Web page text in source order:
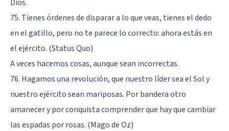
Dios.
75. Tienes órdenes de disparar a lo que veas, tienes el dedo
en el gatillo, pero no te parece lo correcto: ahora estás en
el ejército. (Status Quo)
A veces hacemos cosas, aunque sean incorrectas.
76. Hagamos una revolución, que nuestro líder sea el Sol y
nuestro ejército sean mariposas. Por bandera otro
amanecer y por conquista comprender que hay que cambiar
las espadas por rosas. (Mago de Oz)